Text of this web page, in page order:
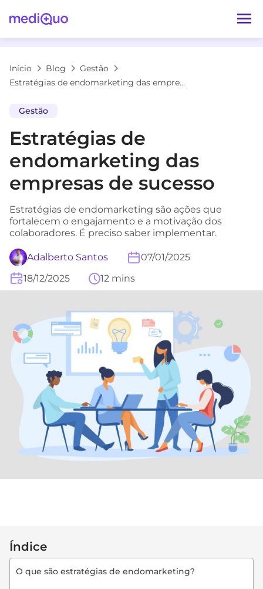
Início Blog
Gestão
Estratégias de endomarketing das empresas de sucesso
Gestão
Estratégias de
endomarketing das
empresas de sucesso
Estratégias de endomarketing são ações que
fortalecem o engajamento e a motivação dos
colaboradores. É preciso saber implementar.
Adalberto Santos
07/01/2025
18/12/2025
12 mins
Índice
O que são estratégias de endomarketing?